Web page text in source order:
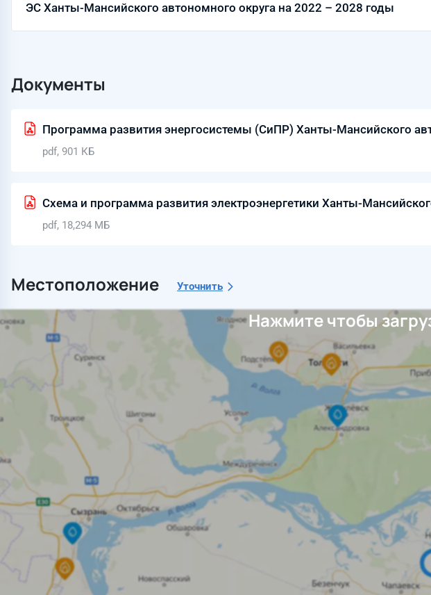
ЭС Ханты-Мансийского автономного округа на 2022 – 2028 годы
Документы
Программа развития энергосистемы (СиПР) Ханты-Мансийского
pdf, 901 КБ
Схема и программа развития электроэнергетики Ханты-
pdf, 18,294 МБ
Местоположение Уточнить
Нажмите чтобы